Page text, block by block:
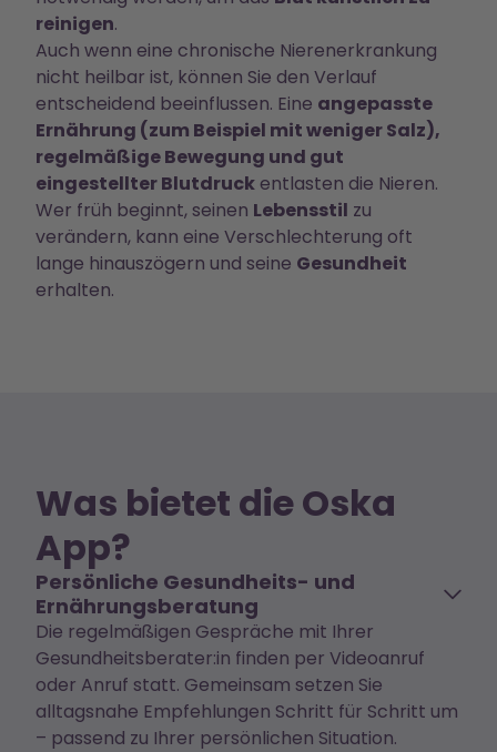
reinigen.
Auch wenn eine chronische Nierenerkrankung
nicht heilbar ist, können Sie den Verlauf
entscheidend beeinflussen. Eine angepasste
Ernährung (zum Beispiel mit weniger Salz),
regelmäßige Bewegung und gut
eingestellter Blutdruck entlasten die Nieren.
Wer früh beginnt, seinen Lebensstil zu
verändern, kann eine Verschlechterung oft
lange hinauszögern und seine Gesundheit
erhalten.
Was bietet die Oska
App?
Persönliche Gesundheits- und
Ernährungsberatung
Die regelmäßigen Gespräche mit Ihrer
Gesundheitsberater:in finden per Videoanruf
oder Anruf statt. Gemeinsam setzen Sie
alltagsnahe Empfehlungen Schritt für Schritt um
– passend zu Ihrer persönlichen Situation.